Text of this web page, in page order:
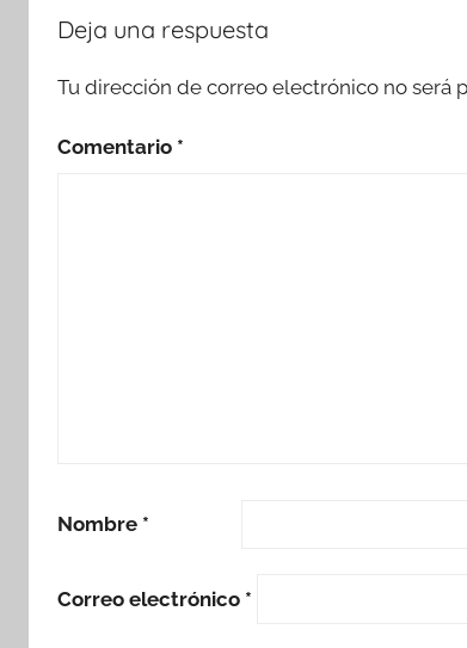
Deja una respuesta
Tu dirección de correo electrónico no será
Comentario *
Nombre *
Correo electrónico *